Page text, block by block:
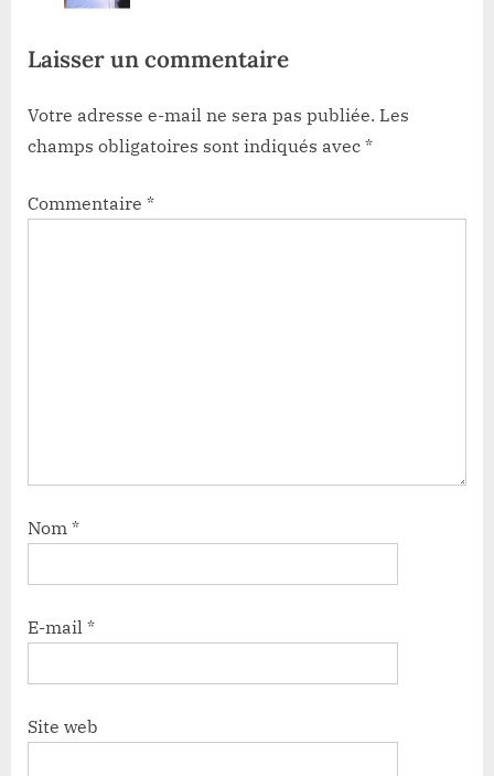
Laisser un commentaire
Votre adresse e-mail ne sera pas publiée. Les
champs obligatoires sont indiqués avec *
Commentaire *
Nom *
E-mail *
Site web